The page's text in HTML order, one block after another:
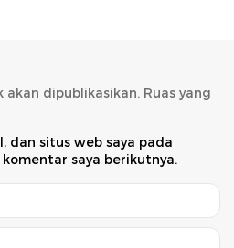
dipublikasikan. Ruas yang
dan situs web saya pada
saya berikutnya.